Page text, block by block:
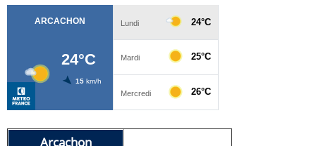
Qu’est-ce que la CML ?
La CML est une organisation nationale qui rassemble les
principales structures représentant les pêcheurs de loisir en
mer. Son objectif est clair :
défendre les pratiques de pêche de loisir